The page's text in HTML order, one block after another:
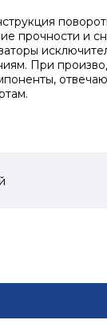
прочности и
При